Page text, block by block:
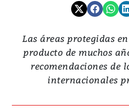
Las áreas protegidas
producto de muchos
recomendaciones de
internacionales